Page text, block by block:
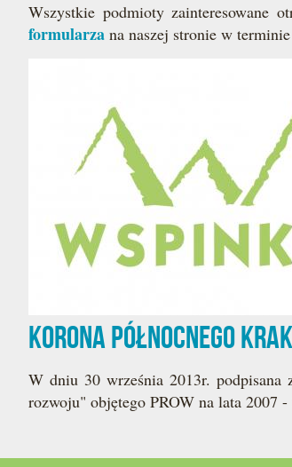
Wszystkie podmioty zainteresowane
formularza na naszej stronie w
Korona Północnego
W dniu 30 września 2013r. podpisana
rozwoju" objętego PROW na lata 2007